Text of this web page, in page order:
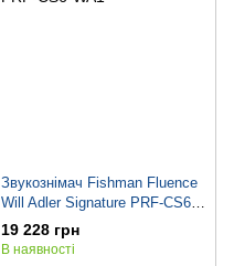
Звукознімач Fishman Fluence
Will Adler Signature PRF-CS6-
WA1
19 228 грн
В наявності